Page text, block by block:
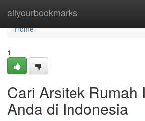
allyourbookmarks
Home
Home
1
Cari Arsitek Rumah
Anda di Indonesia